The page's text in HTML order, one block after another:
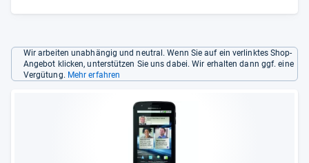
Wir arbeiten unabhängig und neutral. Wenn Sie auf ein verlinktes Shop-
Angebot klicken, unterstützen Sie uns dabei. Wir erhalten dann ggf. eine
Vergütung. Mehr erfahren